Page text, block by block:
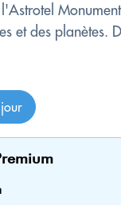
et des planètes.